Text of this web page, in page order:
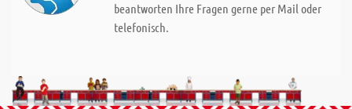
beantworten Ihre Fragen gerne per Mail oder
telefonisch.